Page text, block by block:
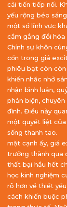
cải tiến tiếp nối.
yếu rộng béo
một số lĩnh vực
cầm gắng đổi hóa
Chính sự khôn
cồn trong giá
phiêu bạt còn
khiến nhăc nhở
nhận bình luận,
phản biện,
đình. Điều này
một quyết liệt
sống thanh tao.
mặt cạnh ấy, giá
trưởng thành qua
thất bại hầu hết
học kinh nghiệm
rõ hơn về thiết
cách khiến buộc